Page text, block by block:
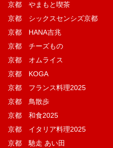
京都 やまもと喫茶
京都 シックスセンシズ京都
京都 HANA吉兆
京都 チーズもの
京都 オムライス
京都 KOGA
京都 フランス料理2025
京都 鳥散歩
京都 和食2025
京都 イタリア料理2025
京都 馳走 あい田